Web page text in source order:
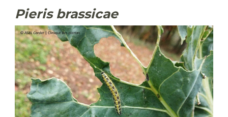
Pieris brassicae